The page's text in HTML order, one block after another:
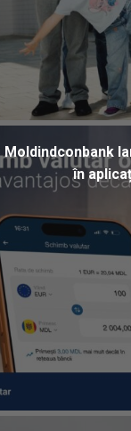
Moldindconbank
în